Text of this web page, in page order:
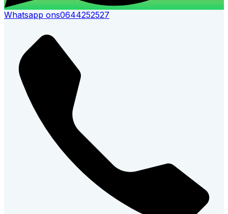
Whatsapp ons0644252527